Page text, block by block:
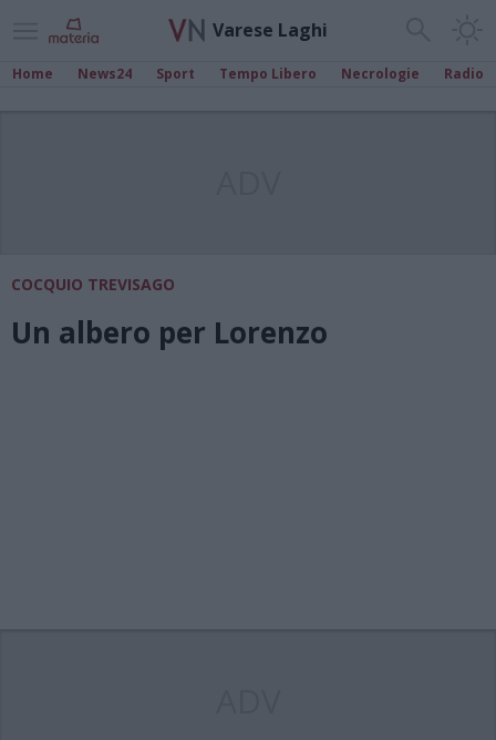
Varese Laghi
Home News24 Sport Tempo Libero Necrologie Radio
COCQUIO TREVISAGO
Un albero per Lorenzo